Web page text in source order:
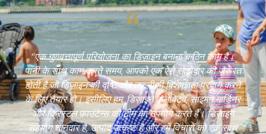
"एक गुणवत्तापूर्ण परियोजना का डिज़ाइन बनाना कठिन काम है।
पानी के साथ काम करते समय, आपको एक ऐसे साझेदार की ज़रूरत
होती है जो डिज़ाइन की दृष्टि और तकनीकी विशेषज्ञता प्रदान करने
के लिए तैयार हो। इसीलिए हम, डिज़ाइन कलेक्टिव, साइमन गार्डिनर
और क्रिस्टल फ़ाउंटेन्स की टीम का उपयोग करते हैं। डिज़ाइन
सहयोग शानदार है, उत्पाद उत्कृष्ट है और हमें विचारों को एक साथ